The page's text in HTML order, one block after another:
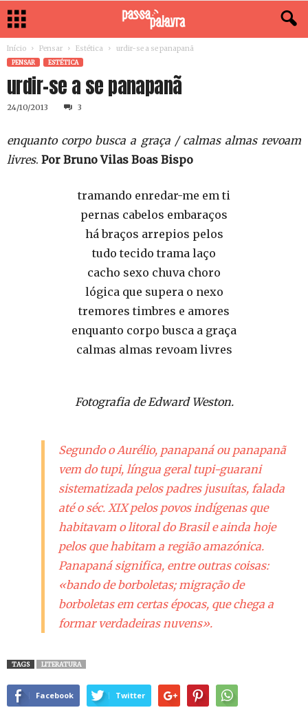
Início Pensar Estética urdir-se a se panapanã
PENSAR ESTÉTICA
urdir-se a se panapanã
24/10/2013 3
enquanto corpo busca a graça / calmas almas revoam
livres. Por Bruno Vilas Boas Bispo
tramando enredar-me em ti
pernas cabelos embaraços
há braços arrepios pelos
tudo tecido trama laço
cacho sexo chuva choro
lógica que supera o nexo
tremores timbres e amores
enquanto corpo busca a graça
calmas almas revoam livres
Fotografia de Edward Weston.
Segundo o Aurélio, panapanáou panapanã
vem do tupi, língua geral tupi-guarani
sistematizada pelos padres jusuítas, falada
até o séc. XIX pelos povos indígenas que
habitavam o litoral do Brasil e ainda hoje
pelos que habitam a região amazónica.
Panapanásignifica, entre outras coisas:
«bando de borboletas; migração de
borboletas em certas épocas, que chega a
formar verdadeiras nuvens».
TAGS LITERATURA
Facebook Twitter